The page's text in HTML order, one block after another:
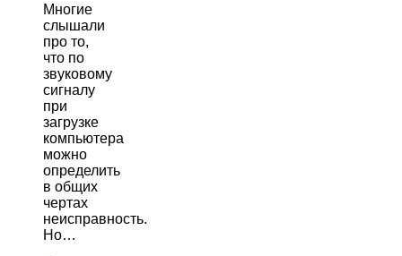
Многие
слышали
про то,
что по
звуковому
сигналу
при
загрузке
компьютера
можно
определить
в общих
чертах
неисправность.
Но…